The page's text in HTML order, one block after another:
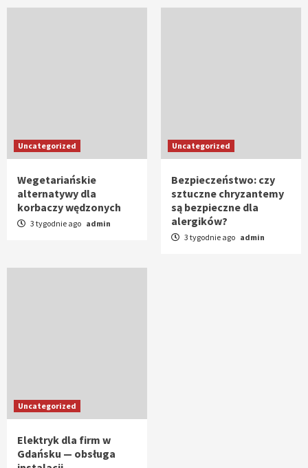
Uncategorized
Wegetariańskie
alternatywy dla
korbaczy wędzonych
3 tygodnie ago admin
Uncategorized
Bezpieczeństwo: czy
sztuczne chryzantemy
są bezpieczne dla
alergików?
3 tygodnie ago admin
Uncategorized
Elektryk dla firm w
Gdańsku — obsługa